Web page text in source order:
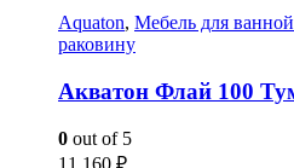
Aquaton, Мебель для
раковину
Акватон Флай 100
0 out of 5
11 160 ₽